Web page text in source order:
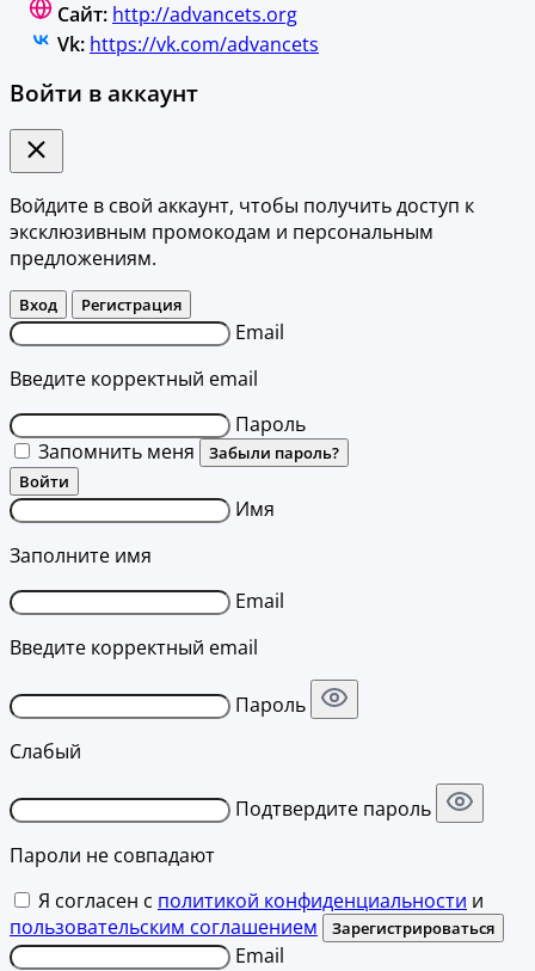
Сайт: http://advancets.org
Vk: https://vk.com/advancets
Войти в аккаунт
Войдите в свой аккаунт, чтобы получить доступ к
эксклюзивным промокодам и персональным
предложениям.
Вход Регистрация
Email
Введите корректный email
Пароль
Запомнить меня
Забыли пароль?
Войти
Имя
Заполните имя
Email
Введите корректный email
Пароль
Слабый
Подтвердите пароль
Пароли не совпадают
Я согласен с политикой конфиденциальности и
пользовательским соглашением
Зарегистрироваться
Email